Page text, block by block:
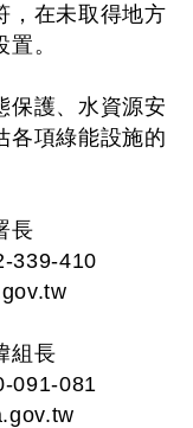
，在未取得地方
。
保護、水資源安
各項綠能設施的
長
339-410
組長
091-081